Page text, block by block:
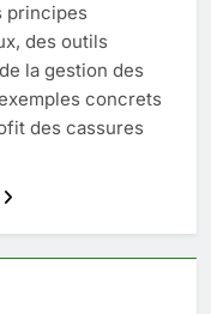
principes
des outils
la gestion des
concrets
des cassures